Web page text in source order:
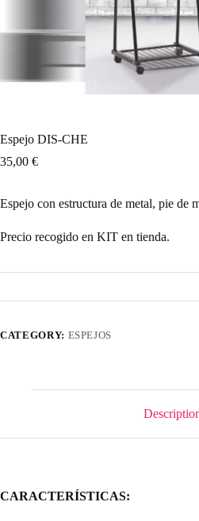
Espejo DIS-CHE
35,00 €
Espejo con estructura de metal, pie de
Precio recogido en KIT en tienda.
CATEGORY: ESPEJOS
CARACTERÍSTICAS: